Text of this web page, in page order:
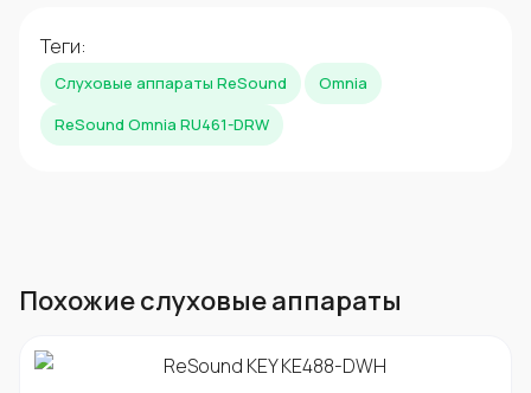
Теги:
Слуховые аппараты ReSound
Omnia
ReSound Omnia RU461-DRW
Похожие слуховые аппараты